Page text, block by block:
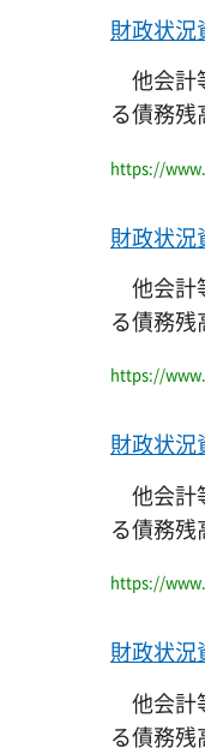
財政状況
他会計
る債務
https://
財政状況
他会計
る債務
https://
財政状況
他会計
る債務
https://
財政状況
他会計
る債務